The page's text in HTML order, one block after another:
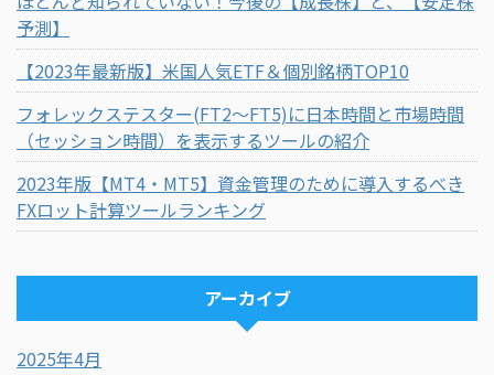
予測】
【2023年最新版】米国人気ETF＆個別銘柄TOP10
フォレックステスター(FT2～FT5)に日本時間と市場時間
（セッション時間）を表示するツールの紹介
2023年版【MT4・MT5】資金管理のために導入するべき
FXロット計算ツールランキング
アーカイブ
2025年4月